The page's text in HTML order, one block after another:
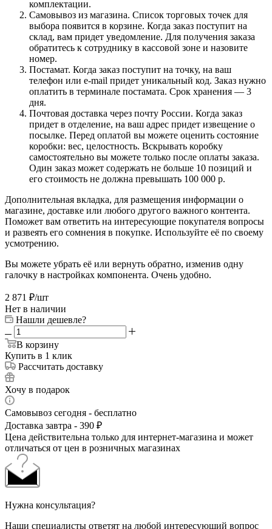
комплектации.
Самовывоз из магазина. Список торговых точек для
выбора появится в корзине. Когда заказ поступит на
склад, вам придет уведомление. Для получения заказа
обратитесь к сотруднику в кассовой зоне и назовите
номер.
Постамат. Когда заказ поступит на точку, на ваш
телефон или e-mail придет уникальный код. Заказ нужно
оплатить в терминале постамата. Срок хранения — 3
дня.
Почтовая доставка через почту России. Когда заказ
придет в отделение, на ваш адрес придет извещение о
посылке. Перед оплатой вы можете оценить состояние
коробки: вес, целостность. Вскрывать коробку
самостоятельно вы можете только после оплаты заказа.
Один заказ может содержать не больше 10 позиций и
его стоимость не должна превышать 100 000 р.
Дополнительная вкладка, для размещения информации о
магазине, доставке или любого другого важного контента.
Поможет вам ответить на интересующие покупателя вопросы
и развеять его сомнения в покупке. Используйте её по своему
усмотрению.
Вы можете убрать её или вернуть обратно, изменив одну
галочку в настройках компонента. Очень удобно.
2 871 ₽/шт
Нет в наличии
Нашли дешевле?
В корзину
Купить в 1 клик
Рассчитать доставку
Хочу в подарок
Самовывоз сегодня - бесплатно
Доставка завтра - 390 ₽
Цена действительна только для интернет-магазина и может
отличаться от цен в розничных магазинах
Нужна консультация?
Наши специалисты ответят на любой интересующий вопрос